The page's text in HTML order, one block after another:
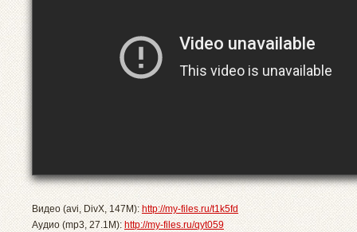
Видео (avi, DivX, 147M): http://my-files.ru/t1k5fd
Аудио (mp3, 27.1M): http://my-files.ru/qyt059